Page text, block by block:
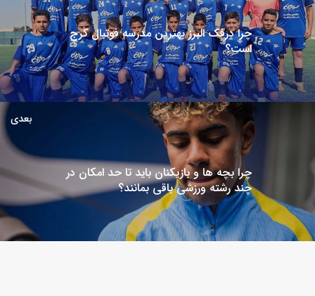
چرا درفک البرز بهترین مدرسه فوتبال کرج
است؟
بعدی
چرا بچه ها و بازیکنان باید تا حد امکان در
چند رشته ورزشی باقی بمانند؟